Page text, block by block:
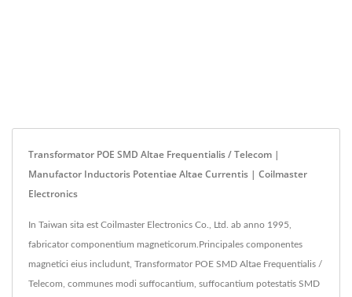
Transformator POE SMD Altae Frequentialis / Telecom |
Manufactor Inductoris Potentiae Altae Currentis | Coilmaster
Electronics
In Taiwan sita est Coilmaster Electronics Co., Ltd. ab anno 1995,
fabricator componentium magneticorum.Principales componentes
magnetici eius includunt, Transformator POE SMD Altae Frequentialis /
Telecom, communes modi suffocantium, suffocantium potestatis SMD